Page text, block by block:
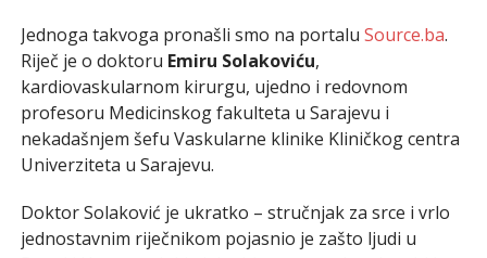
Jednoga takvoga pronašli smo na portalu Source.ba.
Riječ je o doktoru Emiru Solakoviću,
kardiovaskularnom kirurgu, ujedno i redovnom
profesoru Medicinskog fakulteta u Sarajevu i
nekadašnjem šefu Vaskularne klinike Kliničkog centra
Univerziteta u Sarajevu.
Doktor Solaković je ukratko – stručnjak za srce i vrlo
jednostavnim riječnikom pojasnio je zašto ljudi u